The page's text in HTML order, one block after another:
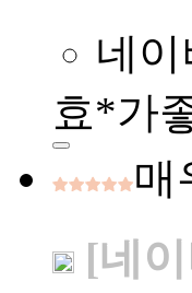
네
효*가
매
[네